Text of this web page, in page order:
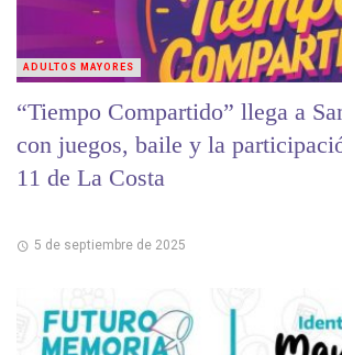
“Tiempo Compartido” llega a
con juegos, baile y la
11 de La Costa
5 de septiembre de 2025
ADULTOS MAYORES